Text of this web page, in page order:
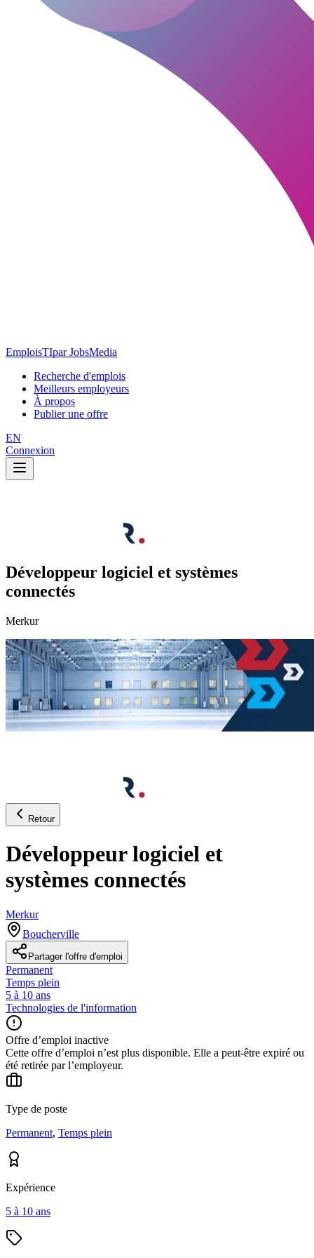
EmploisTIpar JobsMedia
Recherche d'emplois
Meilleurs employeurs
À propos
Publier une offre
EN
Connexion
Développeur logiciel et systèmes
connectés
Merkur
Retour
Développeur logiciel et
systèmes connectés
Merkur
Boucherville
Partager l'offre d'emploi
Permanent
Temps plein
5 à 10 ans
Technologies de l'information
Offre d’emploi inactive
Cette offre d’emploi n’est plus disponible. Elle a peut-être expiré ou
été retirée par l’employeur.
Type de poste
Permanent, Temps plein
Expérience
5 à 10 ans